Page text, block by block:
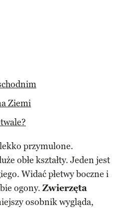
Ziemi
przymulone.
obłe kształty. Jeden jest
Widać płetwy boczne i
ogony. Zwierzęta
osobnik wygląda,